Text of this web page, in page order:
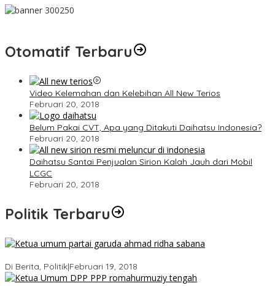
Otomatif Terbaru
Video Kelemahan dan Kelebihan All New Terios
Februari 20, 2018
Belum Pakai CVT, Apa yang Ditakuti Daihatsu Indonesia?
Februari 20, 2018
Daihatsu Santai Penjualan Sirion Kalah Jauh dari Mobil
LCGC
Februari 20, 2018
Politik Terbaru
Di Berita, Politik|Februari 19, 2018